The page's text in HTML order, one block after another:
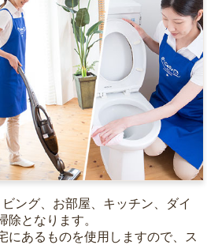
ング、お部屋、キッチン、ダイ
除となります。
にあるものを使用しますので、ス